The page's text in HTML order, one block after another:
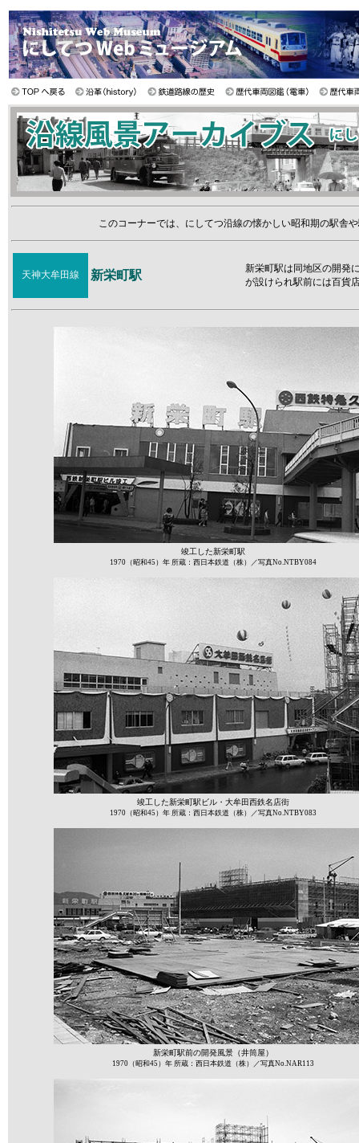
このコーナーでは、にしてつ沿線の懐かしい昭和期の駅舎
天神大牟田線 新栄町駅
新栄町駅は同地区の開発
が設けられ駅前には百貨
竣工した新栄町駅
1970（昭和45）年 所蔵：西日本鉄道（株）／写真No.NTBY084
竣工した新栄町駅ビル・大牟田西鉄名店街
1970（昭和45）年 所蔵：西日本鉄道（株）／写真No.NTBY083
新栄町駅前の開発風景（井筒屋）
1970（昭和45）年 所蔵：西日本鉄道（株）／写真No.NAR113